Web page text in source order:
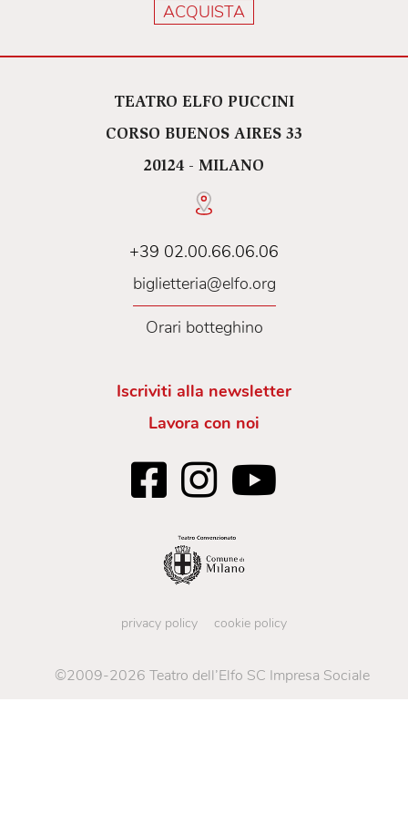
ACQUISTA
TEATRO ELFO PUCCINI
CORSO BUENOS AIRES 33
20124 - MILANO
+39 02.00.66.06.06
biglietteria@elfo.org
Orari botteghino
Iscriviti alla newsletter
Lavora con noi
privacy policy cookie policy
©2009-2026 Teatro dell’Elfo SC Impresa Sociale